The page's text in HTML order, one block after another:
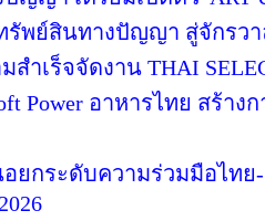
รัพย์สินทางปัญญา สู่จักรวา
สำเร็จจัดงาน THAI
Power อาหารไทย สร้าง
ยกระดับความร่วมมือไทย-